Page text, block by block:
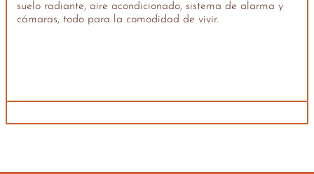
suelo radiante, aire acondicionado, sistema de alarma y
cámaras, todo para la comodidad de vivir.